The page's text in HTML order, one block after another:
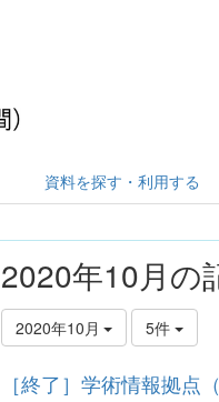
資料を探す・利用する
2020年10月の
2020年10月 5件
［終了］学術情報拠